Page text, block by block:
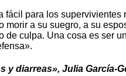
para los
a su suegro, a su
culpa. Una cosa es ser
diarreas», Julia García-